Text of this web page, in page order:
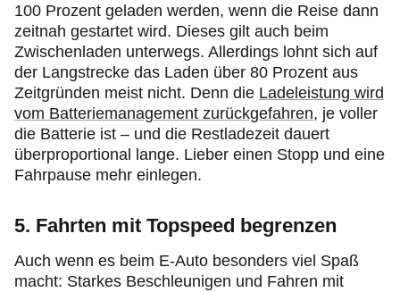
100 Prozent geladen werden, wenn die Reise dann
zeitnah gestartet wird. Dieses gilt auch beim
Zwischenladen unterwegs. Allerdings lohnt sich auf
der Langstrecke das Laden über 80 Prozent aus
Zeitgründen meist nicht. Denn die Ladeleistung wird
vom Batteriemanagement zurückgefahren, je voller
die Batterie ist – und die Restladezeit dauert
überproportional lange. Lieber einen Stopp und eine
Fahrpause mehr einlegen.
5. Fahrten mit Topspeed begrenzen
Auch wenn es beim E-Auto besonders viel Spaß
macht: Starkes Beschleunigen und Fahren mit